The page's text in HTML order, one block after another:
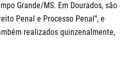
Grande/MS. Em Dourados, são
Penal e Processo Penal”, e
realizados quinzenalmente,